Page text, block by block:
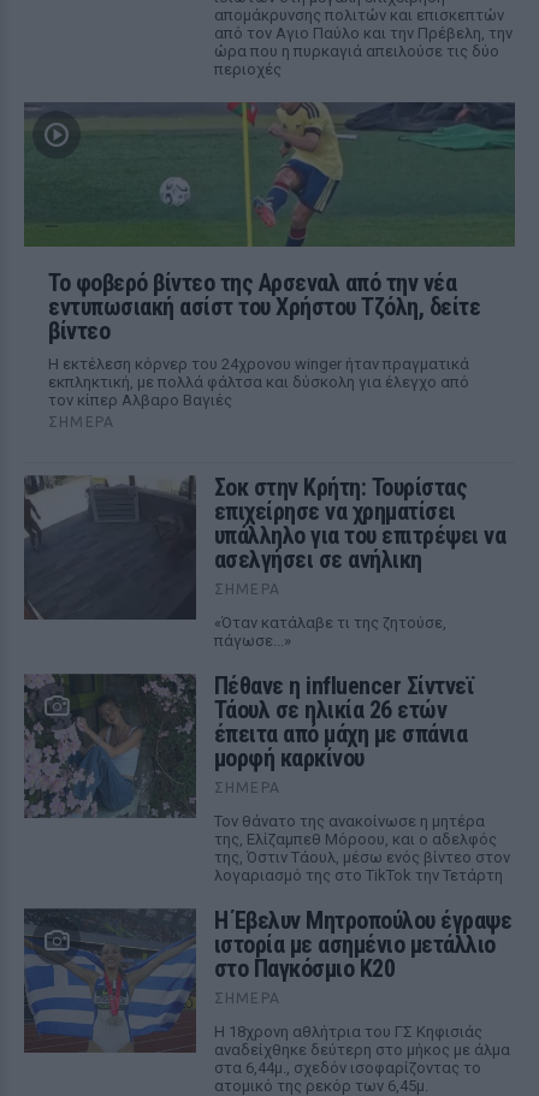
απομάκρυνσης πολιτών και επισκεπτών
από τον Αγιο Παύλο και την Πρέβελη, την
ώρα που η πυρκαγιά απειλούσε τις δύο
περιοχές
Το φοβερό βίντεο της Αρσεναλ από την νέα
εντυπωσιακή ασίστ του Χρήστου Τζόλη, δείτε
βίντεο
Η εκτέλεση κόρνερ του 24χρονου winger ήταν πραγματικά
εκπληκτική, με πολλά φάλτσα και δύσκολη για έλεγχο από
τον κίπερ Αλβαρο Βαγιές
ΣΉΜΕΡΑ
Σοκ στην Κρήτη: Τουρίστας
επιχείρησε να χρηματίσει
υπάλληλο για του επιτρέψει να
ασελγήσει σε ανήλικη
ΣΉΜΕΡΑ
«Όταν κατάλαβε τι της ζητούσε,
πάγωσε...»
Πέθανε η influencer Σίντνεϊ
Τάουλ σε ηλικία 26 ετών
έπειτα από μάχη με σπάνια
μορφή καρκίνου
ΣΉΜΕΡΑ
Τον θάνατο της ανακοίνωσε η μητέρα
της, Ελίζαμπεθ Μόροου, και ο αδελφός
της, Όστιν Τάουλ, μέσω ενός βίντεο στον
λογαριασμό της στο TikTok την Τετάρτη
Η Έβελυν Μητροπούλου έγραψε
ιστορία με ασημένιο μετάλλιο
στο Παγκόσμιο Κ20
ΣΉΜΕΡΑ
Η 18χρονη αθλήτρια του ΓΣ Κηφισιάς
αναδείχθηκε δεύτερη στο μήκος με άλμα
στα 6,44μ., σχεδόν ισοφαρίζοντας το
ατομικό της ρεκόρ των 6,45μ.